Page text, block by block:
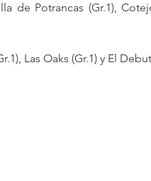
de Potrancas (Gr.1),
Las Oaks (Gr.1) y El